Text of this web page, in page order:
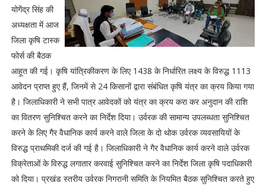
योगेंद्र सिंह की
अध्यक्षता में आज
जिला कृषि टास्क
फोर्स की बैठक
आहूत की गई। कृषि यांत्रिकीकरण के लिए 1438 के निर्धारित लक्ष्य के विरुद्ध 1113
आवेदन प्राप्त हुए हैं, जिनमें से 24 किसानों द्वारा संबंधित कृषि यंत्र का क्रय किया गया
है। जिलाधिकारी ने सभी पात्र आवेदकों को यंत्र का क्रय करा कर अनुदान की राशि
का वितरण सुनिश्चित करने का निर्देश दिया। उर्वरक की सामान्य उपलब्धता सुनिश्चित
करने के लिए गैर वैधानिक कार्य करने वाले जिला के दो थोक उर्वरक व्यवसायियों के
विरुद्ध प्राथमिकी दर्ज की गई है। जिलाधिकारी ने गैर वैधानिक कार्य करने वाले उर्वरक
विक्रेताओं के विरुद्ध लगातार करवाई सुनिश्चित करने का निर्देश जिला कृषि पदाधिकारी
को दिया। प्रखंड स्तरीय उर्वरक निगरानी समिति के नियमित बैठक सुनिश्चित करते हुए